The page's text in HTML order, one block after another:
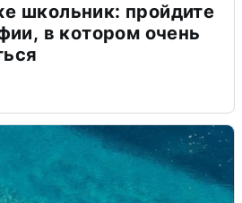
школьник: пройдите
в котором очень